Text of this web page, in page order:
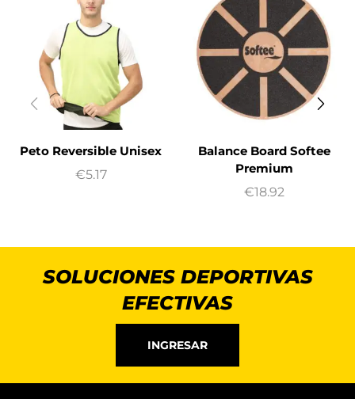
Peto Reversible Unisex
€5.17
Balance Board Softee
Premium
€18.92
SOLUCIONES DEPORTIVAS
EFECTIVAS
INGRESAR